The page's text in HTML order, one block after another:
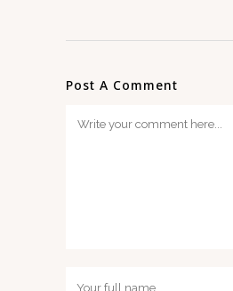
Post A Comment